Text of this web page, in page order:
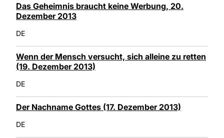
Das Geheimnis braucht keine Werbung, 20.
Dezember 2013
DE
Wenn der Mensch versucht, sich alleine zu retten
(19. Dezember 2013)
DE
Der Nachname Gottes (17. Dezember 2013)
DE